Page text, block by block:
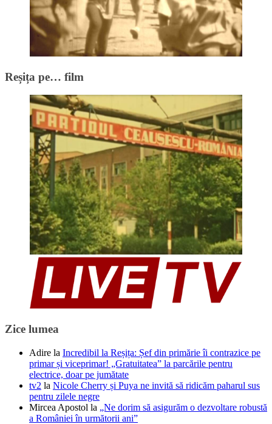
Reșița pe… film
Zice lumea
Adire la Incredibil la Reșița: Șef din primărie îi contrazice pe
primar și viceprimar! „Gratuitatea” la parcările pentru
electrice, doar pe jumătate
tv2 la Nicole Cherry și Puya ne invită să ridicăm paharul sus
pentru zilele negre
Mircea Apostol la „Ne dorim să asigurăm o dezvoltare robustă
a României în următorii ani”